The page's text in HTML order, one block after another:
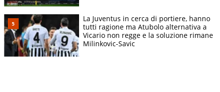
La Juventus in cerca di portiere, hanno
tutti ragione ma Atubolo alternativa a
Vicario non regge e la soluzione rimane
Milinkovic-Savic